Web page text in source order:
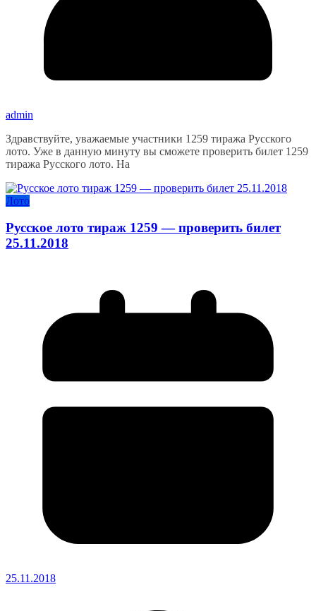
admin
Здравствуйте, уважаемые участники 1259 тиража Русского
лото. Уже в данную минуту вы сможете проверить билет 1259
тиража Русского лото. На
Лото
Русское лото тираж 1259 — проверить билет
25.11.2018
25.11.2018